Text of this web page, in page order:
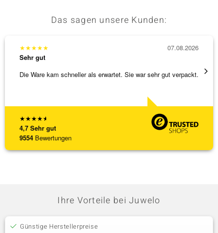
Das sagen unsere Kunden:
★★★★★
4,7 Sehr gut
9554 Bewertungen
★★★★★
Sehr gut
Die Ware kam schneller als erwartet. Sie war sehr gut verpackt.
07.08.2026
Ihre Vorteile bei Juwelo
Günstige Herstellerpreise